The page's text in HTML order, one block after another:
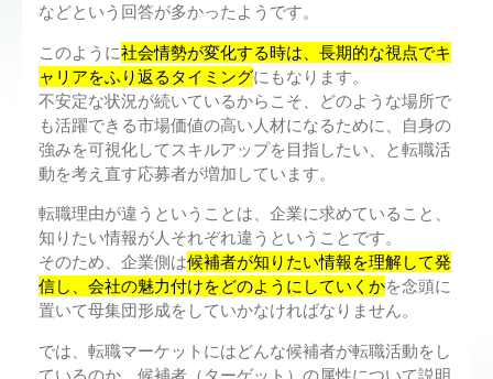
などという回答が多かったようです。
このように社会情勢が変化する時は、長期的な視点でキ
ャリアをふり返るタイミングにもなります。
不安定な状況が続いているからこそ、どのような場所で
も活躍できる市場価値の高い人材になるために、自身の
強みを可視化してスキルアップを目指したい、と転職活
動を考え直す応募者が増加しています。
転職理由が違うということは、企業に求めていること、
知りたい情報が人それぞれ違うということです。
そのため、企業側は候補者が知りたい情報を理解して発
信し、会社の魅力付けをどのようにしていくかを念頭に
置いて母集団形成をしていかなければなりません。
では、転職マーケットにはどんな候補者が転職活動をし
ているのか、候補者（ターゲット）の属性について説明